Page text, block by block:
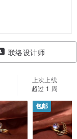
联络设计师
上次上线
超过 1 周
包邮